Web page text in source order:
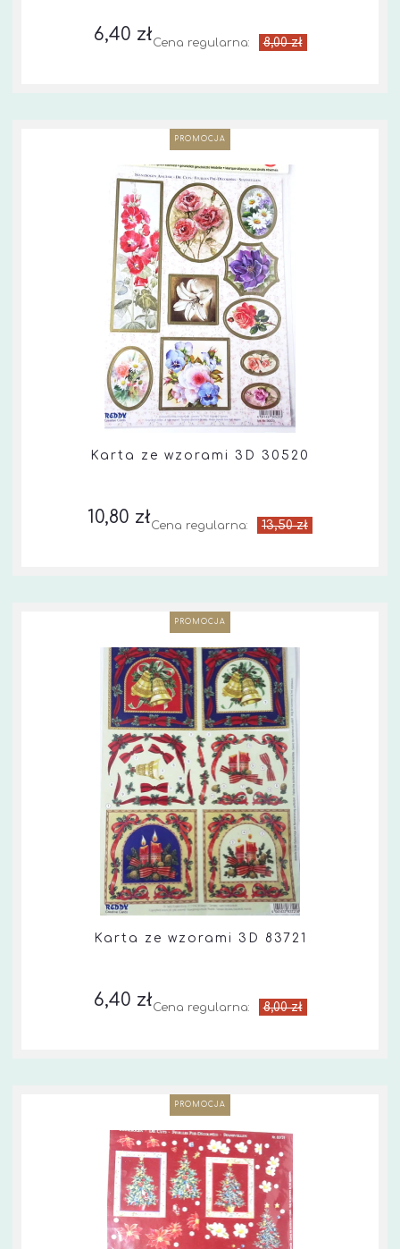
6,40 złCena regularna: 8,00 zł
Karta ze wzorami 3D 30520
10,80 złCena regularna: 13,50 zł
PROMOCJA
Karta ze wzorami 3D 83721
6,40 złCena regularna: 8,00 zł
PROMOCJA
PROMOCJA